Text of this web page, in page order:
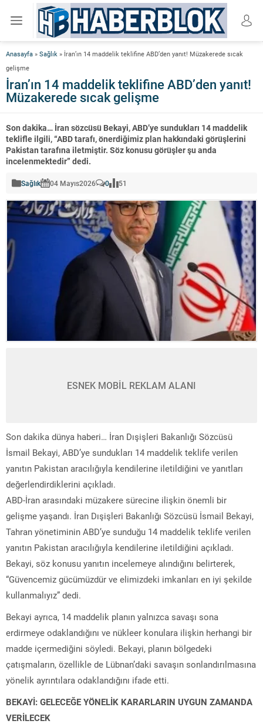
Anasayfa » Sağlık » İran’ın 14 maddelik teklifine ABD’den yanıt! Müzakerede sıcak
gelişme
İran’ın 14 maddelik teklifine ABD’den yanıt!
Müzakerede sıcak gelişme
Son dakika… İran sözcüsü Bekayi, ABD’ye sundukları 14 maddelik
teklifle ilgili, “ABD tarafı, önerdiğimiz plan hakkındaki görüşlerini
Pakistan tarafına iletmiştir. Söz konusu görüşler şu anda
incelenmektedir” dedi.
Sağlık 04 Mayıs2026 0 51
ESNEK MOBİL REKLAM ALANI
Son dakika dünya haberi… İran Dışişleri Bakanlığı Sözcüsü
İsmail Bekayi, ABD’ye sundukları 14 maddelik teklife verilen
yanıtın Pakistan aracılığıyla kendilerine iletildiğini ve yanıtları
değerlendirdiklerini açıkladı.
ABD-İran arasındaki müzakere sürecine ilişkin önemli bir
gelişme yaşandı. İran Dışişleri Bakanlığı Sözcüsü İsmail Bekayi,
Tahran yönetiminin ABD’ye sunduğu 14 maddelik teklife verilen
yanıtın Pakistan aracılığıyla kendilerine iletildiğini açıkladı.
Bekayi, söz konusu yanıtın incelemeye alındığını belirterek,
“Güvencemiz gücümüzdür ve elimizdeki imkanları en iyi şekilde
kullanmalıyız” dedi.
Bekayi ayrıca, 14 maddelik planın yalnızca savaşı sona
erdirmeye odaklandığını ve nükleer konulara ilişkin herhangi bir
madde içermediğini söyledi. Bekayi, planın bölgedeki
çatışmaların, özellikle de Lübnan’daki savaşın sonlandırılmasına
yönelik ayrıntılara odaklandığını ifade etti.
BEKAYİ: GELECEĞE YÖNELİK KARARLARIN UYGUN ZAMANDA
VERİLECEK